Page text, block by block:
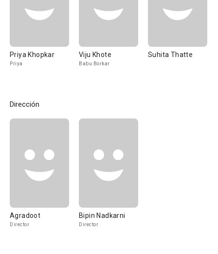
Priya Khopkar
Priya
Viju Khote
Babu Borkar
Suhita Thatte
Dirección
Agradoot
Director
Bipin Nadkarni
Director